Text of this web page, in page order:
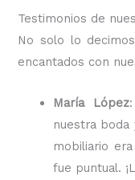
Testimonios de
No solo lo
encantados con
María López
nuestra
mobiliario
fue puntual.